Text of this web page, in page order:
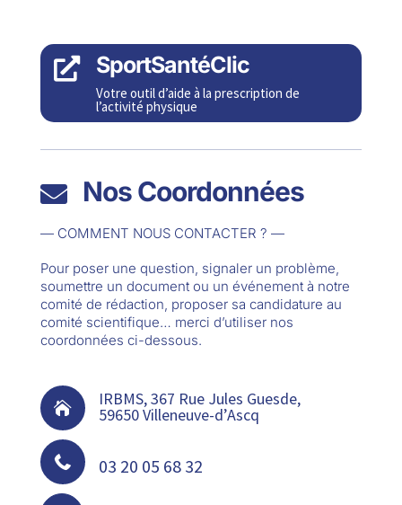
 SportSantéClic
Votre outil d’aide à la prescription de
l’activité physique
 Nos Coordonnées
— COMMENT NOUS CONTACTER ? —
Pour poser une question, signaler un problème,
soumettre un document ou un événement à notre
comité de rédaction, proposer sa candidature au
comité scientifique… merci d’utiliser nos
coordonnées ci-dessous.
 IRBMS, 367 Rue Jules Guesde,
59650 Villeneuve-d’Ascq
 03 20 05 68 32